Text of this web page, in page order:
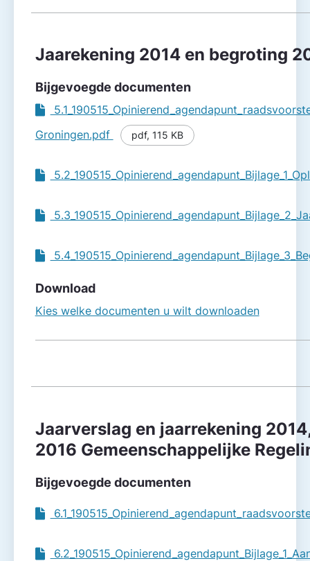
Jaarekening 2014 en begroting
Bijgevoegde documenten
Groningen.pdf
pdf, 115 KB
Download
Kies welke documenten u wilt downloaden
Jaarverslag en jaarrekening
2016 Gemeenschappelijke
Bijgevoegde documenten